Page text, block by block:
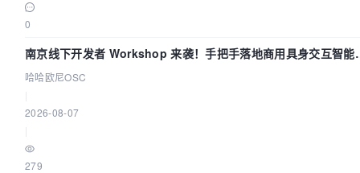
0
南京线下开发者 Workshop 来袭！手把手落地商用具身交互智能
Agent 应用
哈哈欧尼OSC
2026-08-07
279